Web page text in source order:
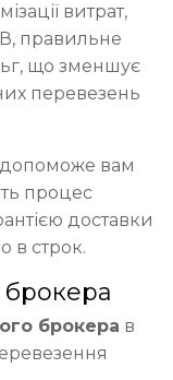
витрат,
правильне
що зменшує
перевезень
допоможе вам
процес
доставки
в строк.
брокера
брокера в